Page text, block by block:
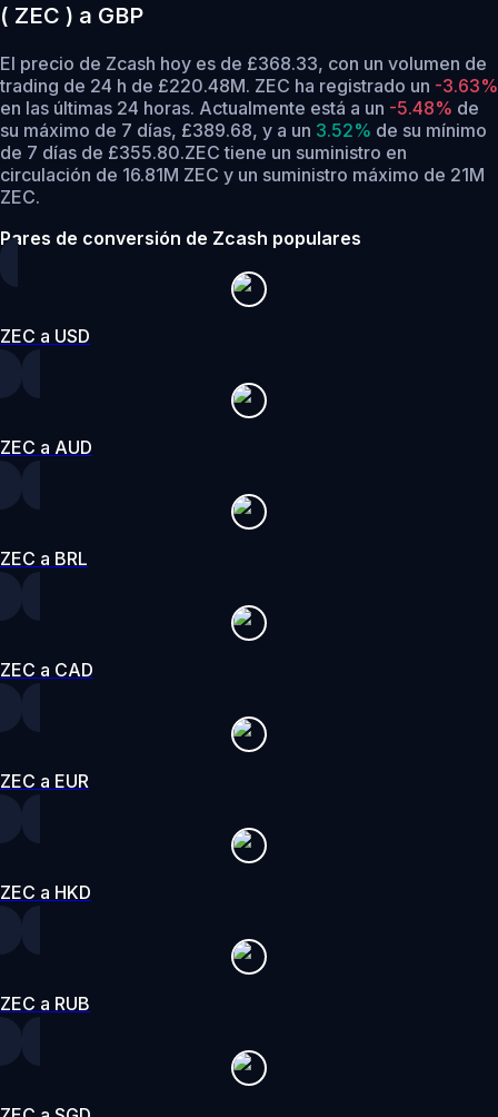
( ZEC ) a GBP
El precio de Zcash hoy es de £368.33, con un volumen de
trading de 24 h de £220.48M. ZEC ha registrado un -3.63%
en las últimas 24 horas. Actualmente está a un -5.48% de
su máximo de 7 días, £389.68, y a un 3.52% de su mínimo
de 7 días de £355.80.ZEC tiene un suministro en
circulación de 16.81M ZEC y un suministro máximo de 21M
ZEC.
Pares de conversión de Zcash populares
ZEC a USD
ZEC a AUD
ZEC a BRL
ZEC a CAD
ZEC a EUR
ZEC a HKD
ZEC a RUB